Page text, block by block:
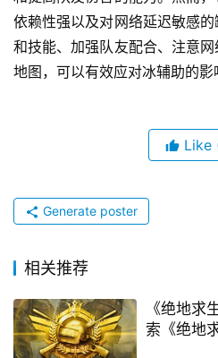
依赖性强以及对网络延迟敏感
和技能、加强队友配合、注意
地图，可以有效应对冰辅助的影
Like
Generate poster
相关推荐
《绝地求
索《绝地